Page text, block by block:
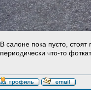
В салоне пока пусто,
периодически что-то